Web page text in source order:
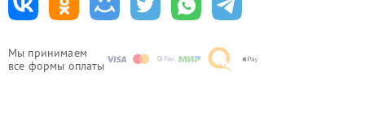
Мы принимаем
все формы оплаты